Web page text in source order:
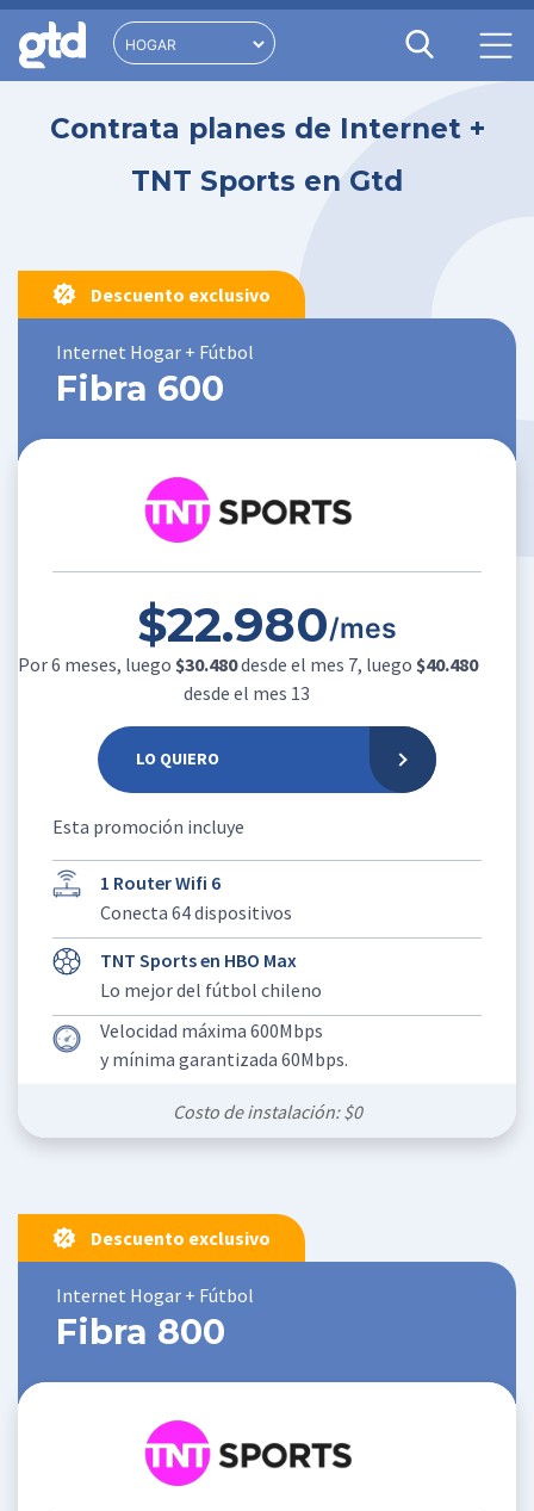
Contrata planes de Internet +
TNT Sports en Gtd
Descuento exclusivo
Internet Hogar + Fútbol
Fibra 600
$22.980/mes
Por 6 meses, luego $30.480desde el mes 7, luego $40.480
desde el mes 13
LO QUIERO
Esta promoción incluye
1 Router Wifi 6
Conecta 64 dispositivos
TNT Sports en HBO Max
Lo mejor del fútbol chileno
Velocidad máxima 600Mbps
y mínima garantizada 60Mbps.
Costo de instalación: $0
Descuento exclusivo
Internet Hogar + Fútbol
Fibra 800